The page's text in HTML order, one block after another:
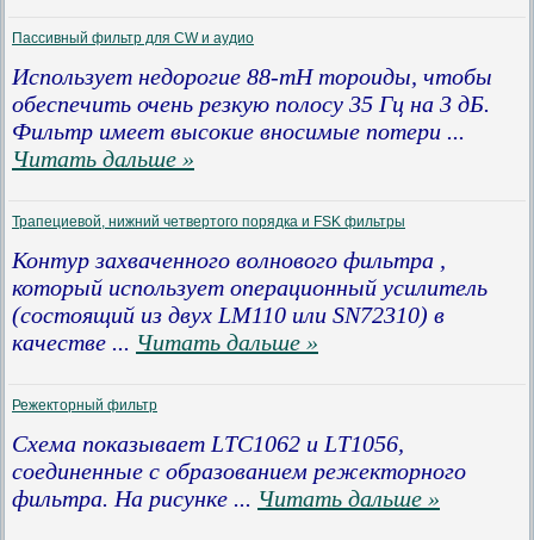
Пассивный фильтр для CW и аудио
Использует недорогие 88-mH тороиды, чтобы
обеспечить очень резкую полосу 35 Гц на 3 дБ.
Фильтр имеет высокие вносимые потери ...
Читать дальше »
Трапециевой, нижний четвертого порядка и FSK фильтры
Контур захваченного волнового фильтра ,
который использует операционный усилитель
(состоящий из двух LM110 или SN72310) в
качестве ... Читать дальше »
Режекторный фильтр
Cхема показывает LTC1062 и LT1056,
соединенные с образованием режекторного
фильтра. На рисунке ... Читать дальше »